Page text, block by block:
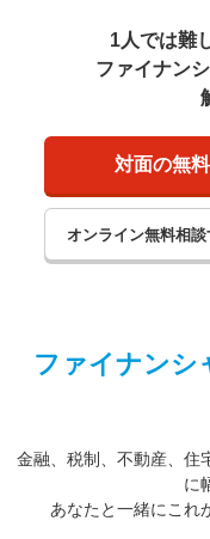
1人では難
ファイナン
対面の無
オンライン無料相談
ファイナンシ
金融、税制、不動産、住
に
あなたと一緒にこれ